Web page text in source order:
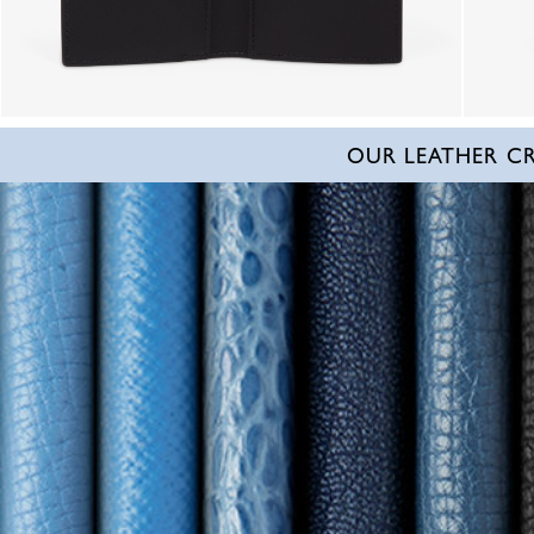
OUR LEATHER